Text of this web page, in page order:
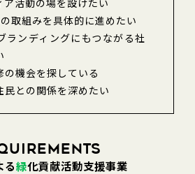
て
成
いて
ム
取組みを具体的に進めたい
ランディングにもつながる社
の機会を探している
民との関係を深めたい
る緑化貢献活動支援事業